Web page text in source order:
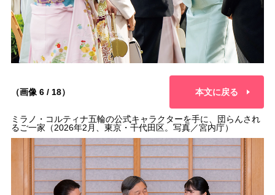
（画像 6 / 18） 本文に戻る
ミラノ・コルティナ五輪の公式キャラクターを手に、団らんされ
るご一家（2026年2月、東京・千代田区。写真／宮内庁）